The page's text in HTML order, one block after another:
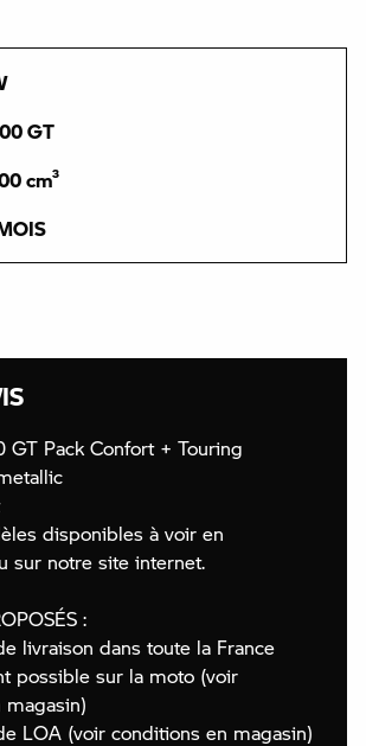
GT
cm³
GT Pack Confort + Touring
disponibles à voir en
sur notre site internet.
:
livraison dans toute la France
possible sur la moto (voir
LOA (voir conditions en magasin)